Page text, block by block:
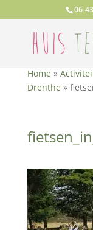
06-
Home »
Drenthe »